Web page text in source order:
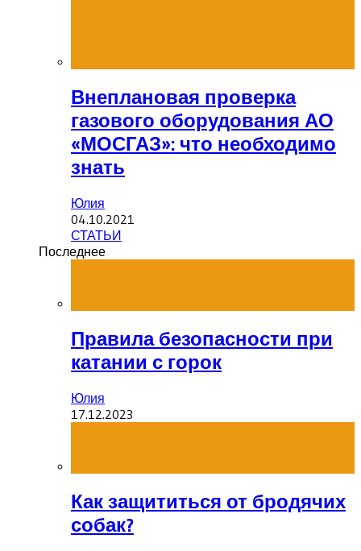
Внеплановая проверка
газового оборудования АО
«МОСГАЗ»: что необходимо
знать
Юлия
04.10.2021
СТАТЬИ
Последнее
Правила безопасности при
катании с горок
Юлия
17.12.2023
Как защититься от бродячих
собак?